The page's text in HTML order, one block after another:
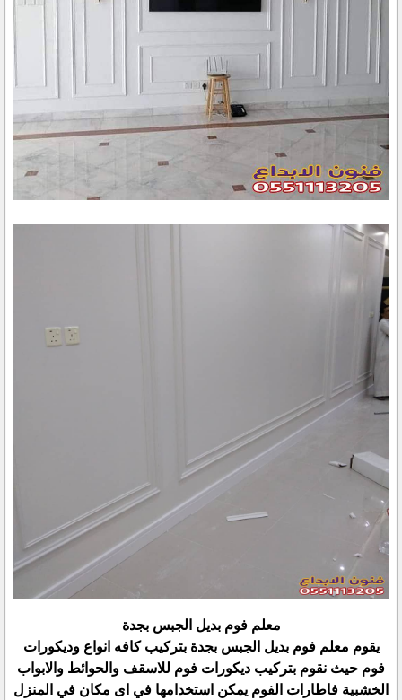
معلم فوم بديل الجبس بجدة
يقوم معلم فوم بديل الجبس بجدة بتركيب كافه انواع وديكورات
فوم حيث نقوم بتركيب ديكورات فوم للاسقف والحوائط والابواب
الخشبية فاطارات الفوم يمكن استخدامها في اى مكان في المنزل